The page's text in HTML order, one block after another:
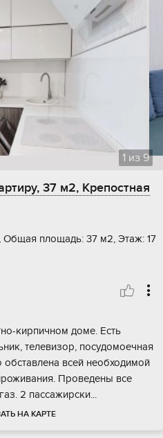
1 из 9
37 м2, Крепостная
Общая площадь: 37 м2, Этаж: 17
кирпичном доме. Есть
телевизор, посудомоечная
всей необходимой
Проведены все
2 пассажирски...
НА КАРТЕ